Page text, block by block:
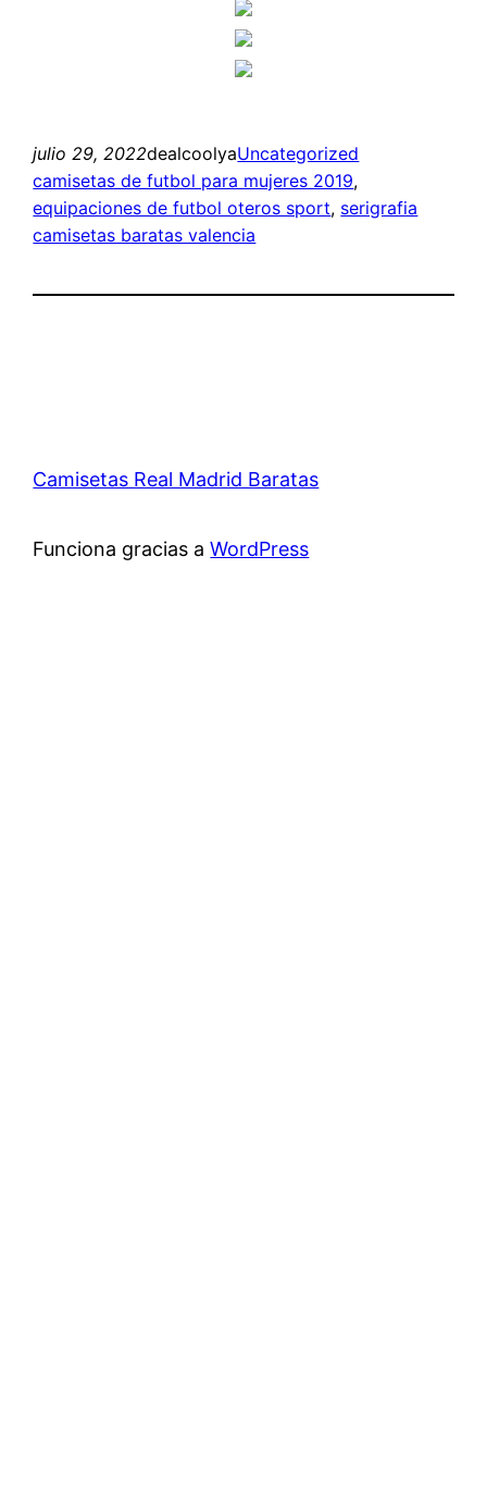
julio 29, 2022dealcoolyaUncategorized
camisetas de futbol para mujeres 2019
equipaciones de futbol oteros sport, serigrafia
camisetas baratas valencia
Camisetas Real Madrid Baratas
Funciona gracias aWordPress